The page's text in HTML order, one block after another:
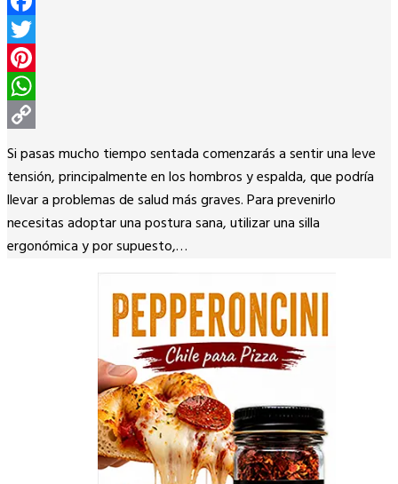
Facebook
Twitter
Pinterest
WhatsApp
Copy
Link
Si pasas mucho tiempo sentada comenzarás a sentir una leve
tensión, principalmente en los hombros y espalda, que podría
llevar a problemas de salud más graves. Para prevenirlo
necesitas adoptar una postura sana, utilizar una silla
ergonómica y por supuesto,…